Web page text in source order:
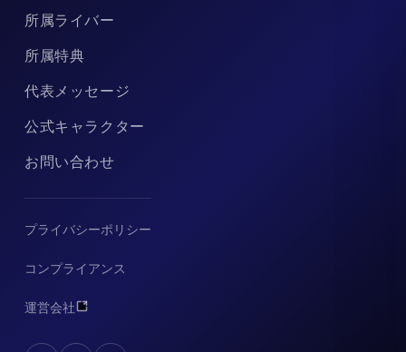
所属ライバー
所属特典
代表メッセージ
公式キャラクター
お問い合わせ
プライバシーポリシー
コンプライアンス
運営会社